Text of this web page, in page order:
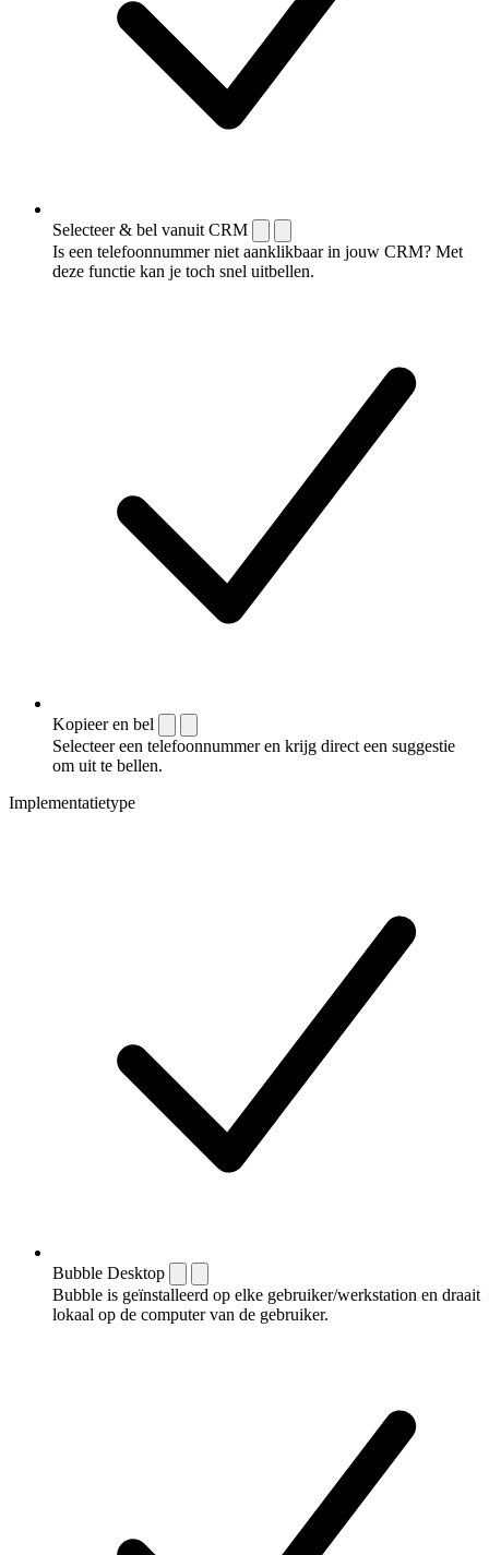
Selecteer & bel vanuit CRM
Is een telefoonnummer niet aanklikbaar in jouw CRM? Met
deze functie kan je toch snel uitbellen.
Kopieer en bel
Selecteer een telefoonnummer en krijg direct een suggestie
om uit te bellen.
Implementatietype
Bubble Desktop
Bubble is geïnstalleerd op elke gebruiker/werkstation en draait
lokaal op de computer van de gebruiker.